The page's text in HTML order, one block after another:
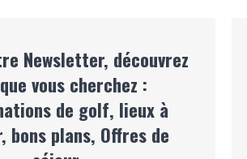
Newsletter, découvrez
vous cherchez :
de golf, lieux à
bons plans, Offres de